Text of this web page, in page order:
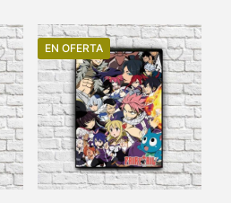
es:
$ 59.900.
era:
$ 65.000.
es:
$
EN OFERTA